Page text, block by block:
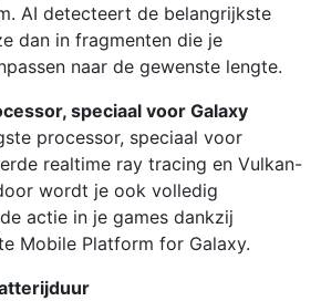
AI detecteert de belangrijkste
dan in fragmenten die je
naar de gewenste lengte.
speciaal voor Galaxy
processor, speciaal voor
realtime ray tracing en Vulkan-
wordt je ook volledig
actie in je games dankzij
Mobile Platform for Galaxy.